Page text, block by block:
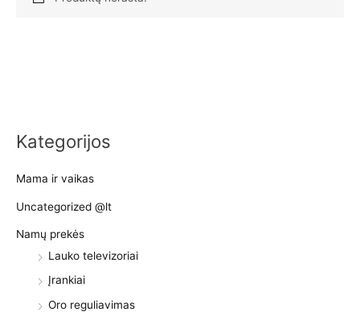
Kategorijos
Mama ir vaikas
Uncategorized @lt
Namų prekės
Lauko televizoriai
Įrankiai
Oro reguliavimas